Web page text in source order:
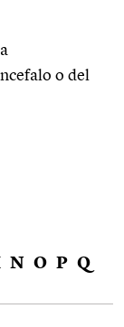
o del
N O P Q